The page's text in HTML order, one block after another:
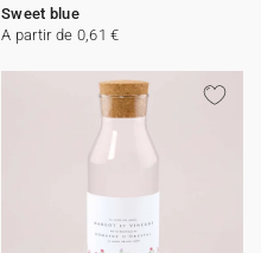
Sweet blue
A partir de 0,61 €